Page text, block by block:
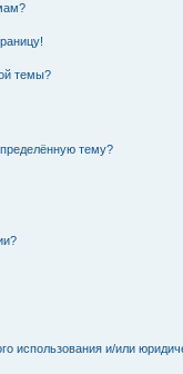
темы?
тему?
использования и/или